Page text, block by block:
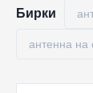
Бирки
антенна на